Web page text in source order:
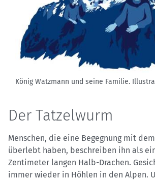
König Watzmann und seine Familie.
Der Tatzelwurm
Menschen, die eine Begegnung mit
überlebt haben, beschreiben ihn als
Zentimeter langen Halb-Drachen.
immer wieder in Höhlen in den Alpen.